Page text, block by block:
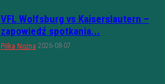
VFL Wolfsburg vs Kaiserslautern –
zapowiedź spotkania...
Piłka Nożna 2026-08-07